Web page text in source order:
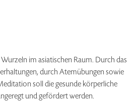
im asiatischen Raum. Durch das
durch Atemübungen sowie
soll die gesunde körperliche
und gefördert werden.